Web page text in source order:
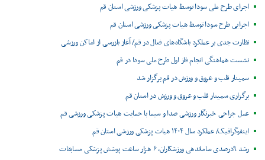
اجرای طرح ملی سودا توسط هیات پزشکی ورزشی استان قم
اجرایی طرح سودا توسط هیات پزشکی ورزشی استان قم
نظارت جدی بر عملکرد باشگاه‌های فعال در قم/ آغاز بازرسی از اماکن ورزشی
نشست هماهنگی انجام فاز اول طرح ملی سودا در قم
سمینار قلب و عروق و ورزش در قم برگزار شد
برگزاری سمینار قلب و عروق و ورزش در استان قم
عمل جراحی خبرنگار ورزشی صدا و سیما با حمایت هیات پزشکی ورزشی قم
اینفوگرافیک/ عملکرد سال ۱۴۰۴ هیات پزشکی ورزشی استان قم
رشد ۹درصدی ساماندهی ورزشکاران، ۶ هزار ساعت پوشش پزشکی مسابقات